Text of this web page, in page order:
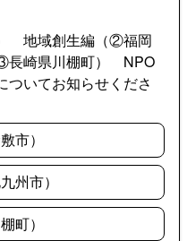
地域創生編（②福岡
長崎県川棚町） NPO
いてお知らせくださ
市）
州市）
町）